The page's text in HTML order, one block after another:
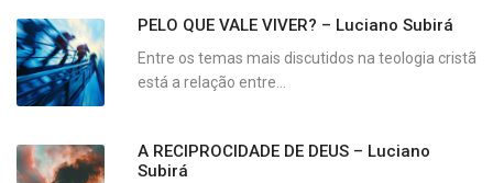
PELO QUE VALE VIVER? – Luciano Subirá
Entre os temas mais discutidos na teologia cristã
está a relação entre...
A RECIPROCIDADE DE DEUS – Luciano
Subirá